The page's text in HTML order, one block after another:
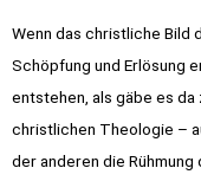
Wenn das christliche Bild
Schöpfung und Erlösung
entstehen, als gäbe es
christlichen Theologie –
der anderen die